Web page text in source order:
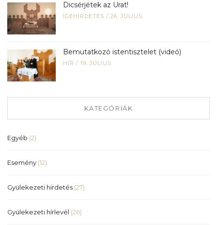
Dicsérjétek az Urat!
IGEHIRDETÉS / 26, JÚLIUS
Bemutatkozó istentisztelet (videó)
HÍR / 19, JÚLIUS
KATEGÓRIÁK
Egyéb (2)
Esemény (12)
Gyülekezeti hirdetés (27)
Gyülekezeti hírlevél (26)